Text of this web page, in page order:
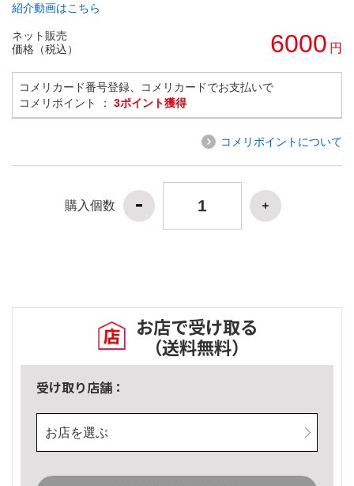
紹介動画はこちら
ネット販売
価格（税込）
6000 円
コメリカード番号登録、コメリカードでお支払いで
コメリポイント ： 3ポイント獲得
コメリポイントについて
購入個数
お店で受け取る
（送料無料）
受け取り店舗：
お店を選ぶ